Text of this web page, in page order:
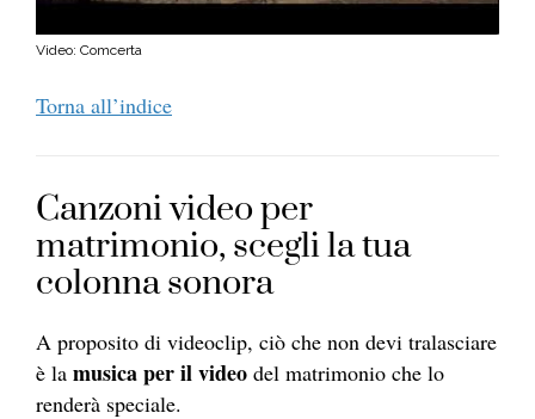
Video: Comcerta
Torna all’indice
Canzoni video per
matrimonio, scegli la tua
colonna sonora
A proposito di videoclip, ciò che non devi tralasciare
è la musica per il video del matrimonio che lo
renderà speciale.